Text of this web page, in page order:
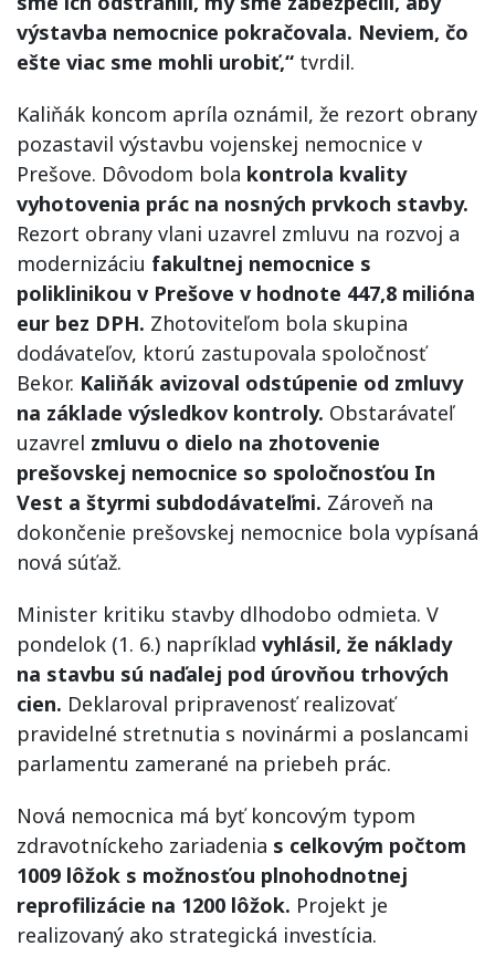
výstavba nemocnice pokračovala. Neviem, čo
ešte viac sme mohli urobiť,“ tvrdil.
Kaliňák koncom apríla oznámil, že rezort obrany
pozastavil výstavbu vojenskej nemocnice v
Prešove. Dôvodom bola kontrola kvality
vyhotovenia prác na nosných prvkoch stavby.
Rezort obrany vlani uzavrel zmluvu na rozvoj a
modernizáciu fakultnej nemocnice s
poliklinikou v Prešove v hodnote 447,8 milióna
eur bez DPH. Zhotoviteľom bola skupina
dodávateľov, ktorú zastupovala spoločnosť
Bekor. Kaliňák avizoval odstúpenie od zmluvy
na základe výsledkov kontroly. Obstarávateľ
uzavrel zmluvu o dielo na zhotovenie
prešovskej nemocnice so spoločnosťou In
Vest a štyrmi subdodávateľmi. Zároveň na
dokončenie prešovskej nemocnice bola vypísaná
nová súťaž.
Minister kritiku stavby dlhodobo odmieta. V
pondelok (1. 6.) napríklad vyhlásil, že náklady
na stavbu sú naďalej pod úrovňou trhových
cien. Deklaroval pripravenosť realizovať
pravidelné stretnutia s novinármi a poslancami
parlamentu zamerané na priebeh prác.
Nová nemocnica má byť koncovým typom
zdravotníckeho zariadenia s celkovým počtom
1009 lôžok s možnosťou plnohodnotnej
reprofilizácie na 1200 lôžok. Projekt je
realizovaný ako strategická investícia.